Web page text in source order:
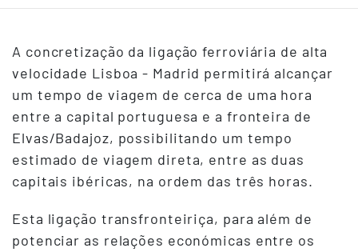
A concretização da ligação ferroviária de alta
velocidade Lisboa - Madrid permitirá alcançar
um tempo de viagem de cerca de uma hora
entre a capital portuguesa e a fronteira de
Elvas/Badajoz, possibilitando um tempo
estimado de viagem direta, entre as duas
capitais ibéricas, na ordem das três horas.
Esta ligação transfronteiriça, para além de
potenciar as relações económicas entre os